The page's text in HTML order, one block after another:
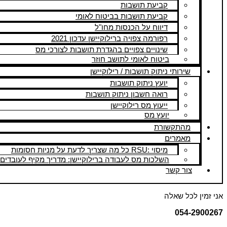
קביעת תושבות
קביעת תושבות בביטוח לאומי
דיווח על הכנסות מחו"ל
רפורמה צפויה ברילוקיישן עדכון 2021
שינויים צפויים בהגדרת תושבות לצורכי מס
ביטוח לאומי לתושב חוזר
שירותי ניתוק תושבות / רילוקיישן
יועץ ניתוק תושבות
רואה חשבון ניתוק תושבות
ייעוץ מס רילוקיישן
יועץ מס
מהתקשורת
מאמרים
מיסוי :RSU כל מה שצריך לדעת על מניות חסומות
השלכות מס לעבודה ברילוקיישן: מדריך מקיף
צור קשר
אני זמין לכל שאלה
054-2900267